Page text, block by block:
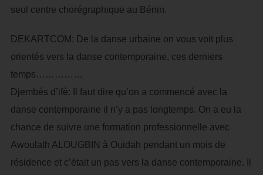
seul centre chorégraphique au Bénin.
DEKARTCOM: De la danse urbaine on vous voit plus
orientés vers la danse contemporaine, ces derniers
temps……………
Djembés d’ifè: Il faut dire qu’on a commencé avec la
danse contemporaine il n’y a pas longtemps. On a eu la
chance de suivre une formation professionnelle avec
Awoulath ALOUGBIN à Ouidah pendant un mois de
résidence et c’était un pas vers la danse contemporaine. Il